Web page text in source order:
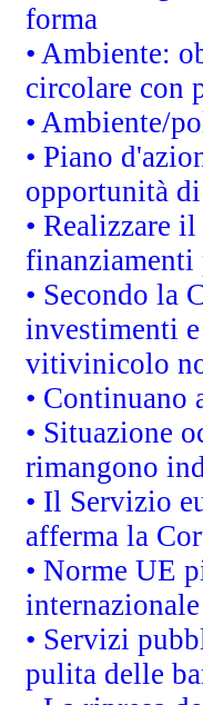
forma
• Ambiente:
circolare con
• Ambiente/
• Piano
opportunità
• Realizzare
finanziamenti
• Secondo la
investimenti
vitivinicolo
•
• Situazione
rimangono
• Il Servizio
afferma la
• Norme UE
internazionale
• Servizi
pulita delle